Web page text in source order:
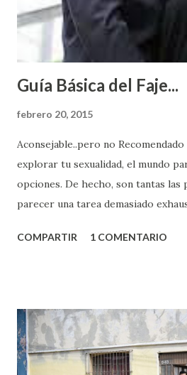
Guía Básica del Faje...
febrero 20, 2015
Aconsejable..pero no
explorar tu sexualidad, el mundo
opciones. De hecho, son tantas las
parecer una tarea demasiado
partes de ti que jamás hubieras
conoces ni la mitad de lo que
quienes ya han tenido relaciones
o expertas en el tema. Siempre hay
COMPARTIR 1 COMENTARIO